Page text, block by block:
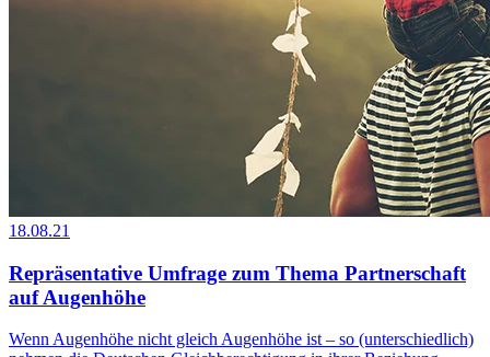
18.08.21
Repräsentative Umfrage zum Thema Partnerschaft
auf Augenhöhe
Wenn Augenhöhe nicht gleich Augenhöhe ist – so (unterschiedlich)